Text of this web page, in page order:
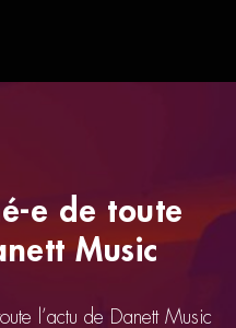
e de toute
Music
l’actu de Danett Music